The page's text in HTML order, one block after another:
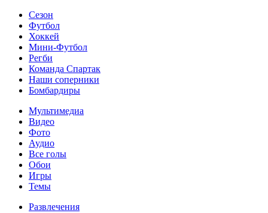
Сезон
Футбол
Хоккей
Мини-Футбол
Регби
Команда Спартак
Наши соперники
Бомбардиры
Мультимедиа
Видео
Фото
Аудио
Все голы
Обои
Игры
Темы
Развлечения